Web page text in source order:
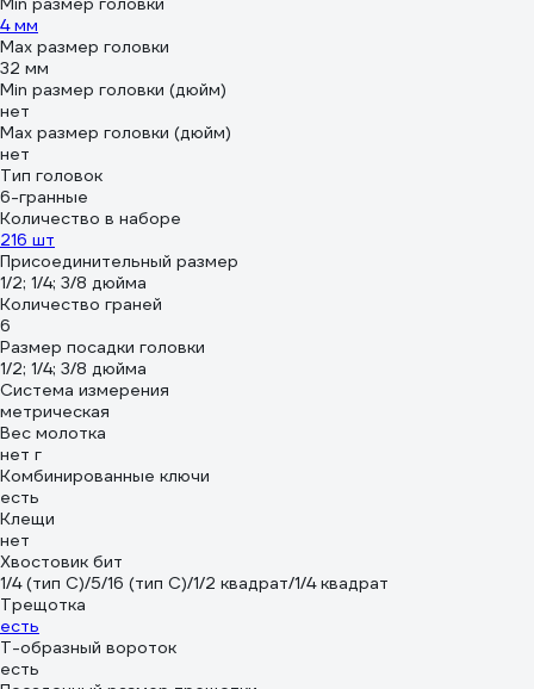
4 мм
Max размер головки
32 мм
Min размер головки (дюйм)
нет
Max размер головки (дюйм)
нет
Тип головок
6-гранные
Количество в наборе
216 шт
Присоединительный размер
1/2; 1/4; 3/8 дюйма
Количество граней
6
Размер посадки головки
1/2; 1/4; 3/8 дюйма
Система измерения
метрическая
Вес молотка
нет г
Комбинированные ключи
есть
Клещи
нет
Хвостовик бит
1/4 (тип С)/5/16 (тип C)/1/2 квадрат/1/4 квадрат
Трещотка
есть
Т-образный вороток
есть